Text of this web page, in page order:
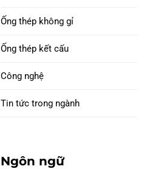
Ống thép không gỉ
Ống thép kết cấu
Công nghệ
Tin tức trong ngành
Ngôn ngữ